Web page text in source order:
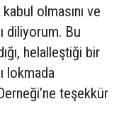
olmasını ve
diliyorum. Bu
helalleştiği bir
lokmada
teşekkür